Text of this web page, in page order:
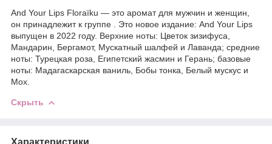
And Your Lips Floraïku — это аромат для мужчин и женщин,
он принадлежит к группе . Это новое издание: And Your Lips
выпущен в 2022 году. Верхние ноты: Цветок зизифуса,
Мандарин, Бергамот, Мускатный шалфей и Лаванда; средние
ноты: Турецкая роза, Египетский жасмин и Герань; базовые
ноты: Мадагаскарская ваниль, Бобы тонка, Белый мускус и
Мох.
Скрыть
Характеристики